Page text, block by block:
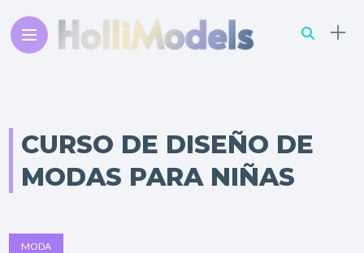
CURSO DE DISEÑO DE
MODAS PARA NIÑAS
MODA